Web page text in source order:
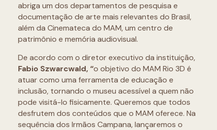
abriga um dos departamentos de pesquisa e
documentação de arte mais relevantes do Brasil,
além da Cinemateca do MAM, um centro de
patrimônio e memória audiovisual.
De acordo com o diretor executivo da instituição,
Fabio Szwarcwald, “o objetivo do MAM Rio 3D é
atuar como uma ferramenta de educação e
inclusão, tornando o museu acessível a quem não
pode visitá-lo fisicamente. Queremos que todos
desfrutem dos conteúdos que o MAM oferece. Na
sequência dos Irmãos Campana, lançaremos o